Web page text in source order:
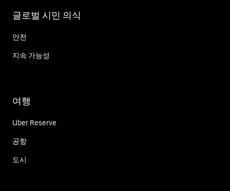
글로벌 시민 의식
안전
지속 가능성
여행
Uber Reserve
공항
도시